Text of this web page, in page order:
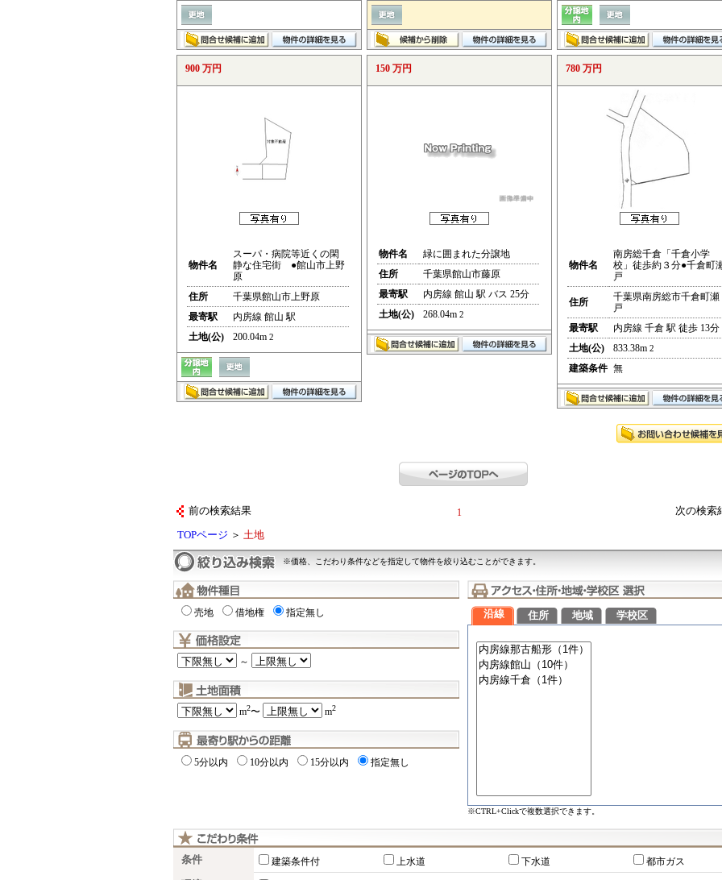
900 万円
物件名
スーパ・病院等近くの閑
静な住宅街 ●館山市上野
原
住所
千葉県館山市上野原
最寄駅
内房線 館山 駅
土地(公)
200.04m 2
150 万円
物件名
緑に囲まれた分譲地
住所
千葉県館山市藤原
最寄駅
内房線 館山 駅 バス 25分
土地(公)
268.04m 2
780 万円
物件名
南房総千倉「千倉小学
校」徒歩約３分●千倉町
戸
住所
千葉県南房総市千倉町瀬
戸
最寄駅
内房線 千倉 駅 徒歩 13分
土地(公)
833.38m 2
建築条件 無
前の検索結果 1 次の検
TOPページ ＞ 土地
※価格、こだわり条件などを指定して物件を絞り込むことができます。
売地 借地権 指定無し
～
m2〜 m2
5分以内 10分以内 15分以内 指定無し
沿線 住所 地域 学校区
※CTRL+Clickで複数選択できます。
条件 建築条件付 上水道 下水道 都市ガス